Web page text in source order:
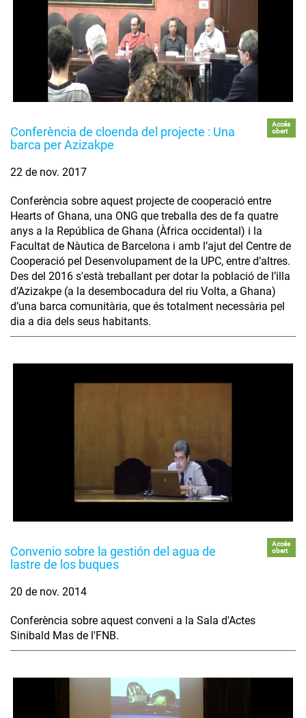
Conferència de cloenda del projecte : Una
barca per Azizakpe
Accés
obert
22 de nov. 2017
Conferència sobre aquest projecte de cooperació entre
Hearts of Ghana, una ONG que treballa des de fa quatre
anys a la República de Ghana (Àfrica occidental) i la
Facultat de Nàutica de Barcelona i amb l’ajut del Centre de
Cooperació pel Desenvolupament de la UPC, entre d’altres.
Des del 2016 s'està treballant per dotar la població de l’illa
d’Azizakpe (a la desembocadura del riu Volta, a Ghana)
d’una barca comunitària, que és totalment necessària pel
dia a dia dels seus habitants.
Convenio sobre la gestión del agua de
lastre de los buques
Accés
obert
20 de nov. 2014
Conferència sobre aquest conveni a la Sala d'Actes
Sinibald Mas de l'FNB.